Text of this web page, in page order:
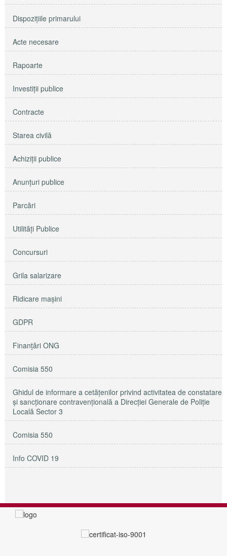
Dispoziţiile primarului
Acte necesare
Rapoarte
Investiţii publice
Contracte
Starea civilă
Achiziţii publice
Anunţuri publice
Parcări
Utilităţi Publice
Concursuri
Grila salarizare
Ridicare maşini
GDPR
Finanțări ONG
Comisia 550
Ghidul de informare a cetățenilor privind activitatea de constatare
și sancționare contravențională a Direcției Generale de Poliție
Locală Sector 3
Comisia 550
Info COVID 19